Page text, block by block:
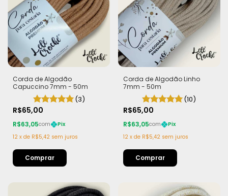
Corda de Algodão
Capuccino 7mm - 50m
(3)
R$65,00
R$63,05com
Pix
12 x de R$5,42 sem juros
Corda de Algodão Linho
7mm - 50m
(10)
R$65,00
R$63,05com
Pix
12 x de R$5,42 sem juros